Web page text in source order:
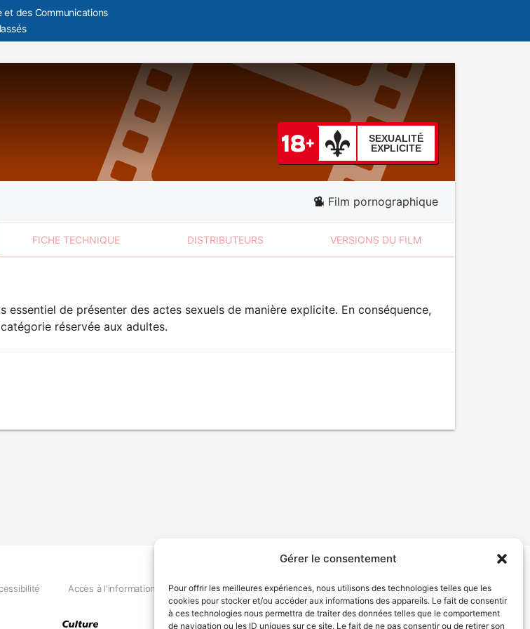
Gérer le consentement
Pour offrir les meilleures expériences, nous utilisons des technologies telles que les
cookies pour stocker et/ou accéder aux informations des appareils. Le fait de consentir
à ces technologies nous permettra de traiter des données telles que le comportement
de navigation ou les ID uniques sur ce site. Le fait de ne pas consentir ou de retirer son
et des Communications
SEXUALITÉ
EXPLICITE
Film pornographique
FICHE TECHNIQUE DISTRIBUTEURS VERSIONS DU FILM
essentiel de présenter des actes sexuels de manière explicite. En conséquence,
réservée aux adultes.
Accès à l'information Déclaration de services Politique de confidentialité